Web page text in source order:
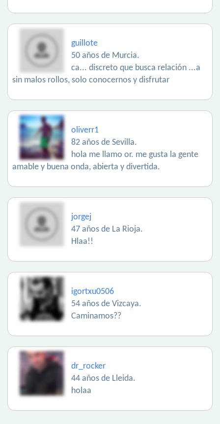
guillote
50 años de Murcia.
ca... discreto que busca relación ...a
sin malos rollos, solo conocernos y disfrutar
oliverr1
82 años de Sevilla.
hola me llamo or. me gusta la gente
amable y buena onda, abierta y divertida.
jorgej
47 años de La Rioja.
Hlaa!!
igortxu0506
54 años de Vizcaya.
Caminamos??
dr_rocker
44 años de Lleida.
holaa